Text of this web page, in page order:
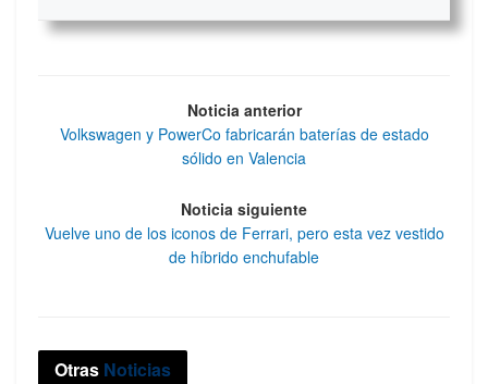
Noticia anterior
Volkswagen y PowerCo fabricarán baterías de estado
sólido en Valencia
Noticia siguiente
Vuelve uno de los iconos de Ferrari, pero esta vez vestido
de híbrido enchufable
Otras Noticias